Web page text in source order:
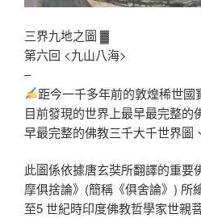
三界九地之圖 ▓
第六回 <九山八海>
–
距今一千多年前的敦煌稀世
目前發現的世界上最早最完整的
早最完整的佛教三千大千世界圖
此圖係依據唐玄奘所翻譯的重要
摩俱捨論》(簡稱《俱舍論》) 所
至5 世紀時印度佛教哲學家世親